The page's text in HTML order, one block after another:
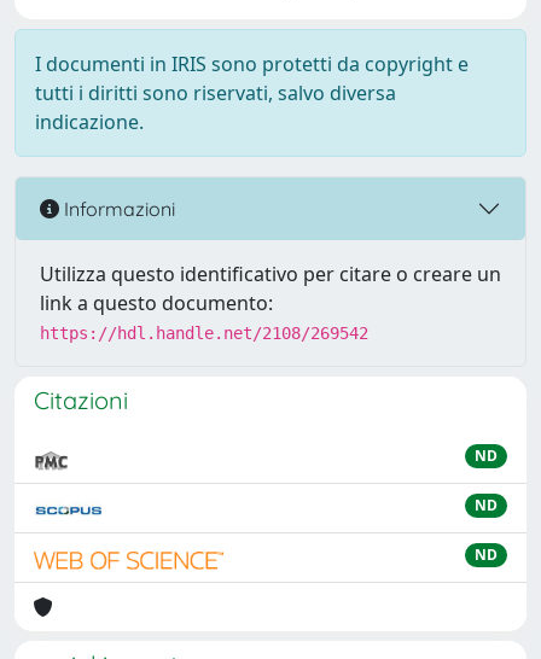
I documenti in IRIS sono protetti da copyright e
tutti i diritti sono riservati, salvo diversa
indicazione.
Informazioni
Utilizza questo identificativo per citare o creare un
link a questo documento:
https://hdl.handle.net/2108/269542
Citazioni
ND
ND
ND